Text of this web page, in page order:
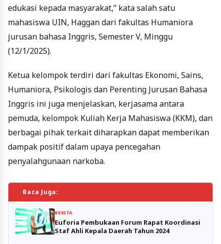
edukasi kepada masyarakat,” kata salah satu
mahasiswa UIN, Haggan dari fakultas Humaniora
jurusan bahasa Inggris, Semester V, Minggu
(12/1/2025).
Ketua kelompok terdiri dari fakultas Ekonomi, Sains,
Humaniora, Psikologis dan Perenting Jurusan Bahasa
Inggris ini juga menjelaskan, kerjasama antara
pemuda, kelompok Kuliah Kerja Mahasiswa (KKM), dan
berbagai pihak terkait diharapkan dapat memberikan
dampak positif dalam upaya pencegahan
penyalahgunaan narkoba.
Baca Juga:
BERITA
Euforia Pembukaan Forum Rapat Koordinasi
Staf Ahli Kepala Daerah Tahun 2024